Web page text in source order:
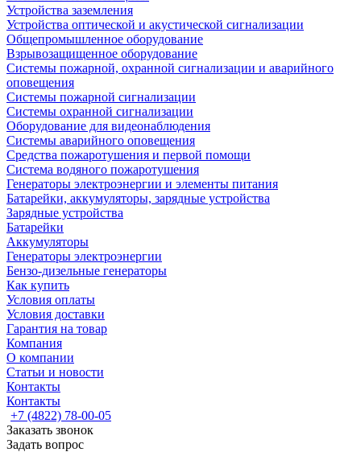
Устройства заземления
Устройства оптической и акустической сигнализации
Общепромышленное оборудование
Взрывозащищенное оборудование
Системы пожарной, охранной сигнализации и аварийного
оповещения
Системы пожарной сигнализации
Системы охранной сигнализации
Оборудование для видеонаблюдения
Системы аварийного оповещения
Средства пожаротушения и первой помощи
Система водяного пожаротушения
Генераторы электроэнергии и элементы питания
Батарейки, аккумуляторы, зарядные устройства
Зарядные устройства
Батарейки
Аккумуляторы
Генераторы электроэнергии
Бензо-дизельные генераторы
Как купить
Условия оплаты
Условия доставки
Гарантия на товар
Компания
О компании
Статьи и новости
Контакты
Контакты
+7 (4822) 78-00-05
Заказать звонок
Задать вопрос